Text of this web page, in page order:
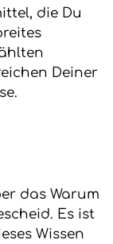
die Du
Deiner
das Warum
Es ist
Wissen